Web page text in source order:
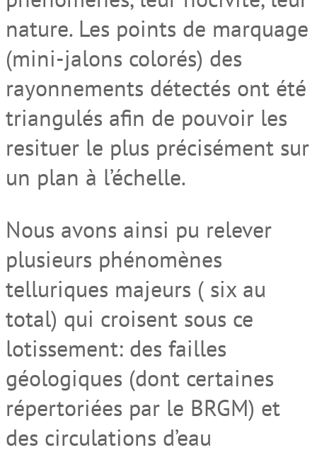
nature. Les points de marquage
(mini-jalons colorés) des
rayonnements détectés ont été
triangulés afin de pouvoir les
resituer le plus précisément sur
un plan à l’échelle.
Nous avons ainsi pu relever
plusieurs phénomènes
telluriques majeurs ( six au
total) qui croisent sous ce
lotissement: des failles
géologiques (dont certaines
répertoriées par le BRGM) et
des circulations d’eau